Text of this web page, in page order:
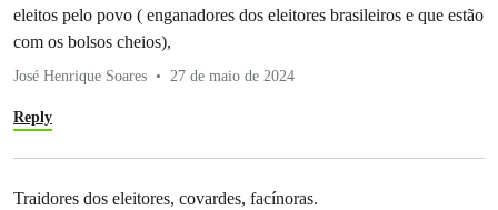
eleitos pelo povo ( enganadores dos eleitores brasileiros e que estão
com os bolsos cheios),
José Henrique Soares 27 de maio de 2024
Reply
Traidores dos eleitores, covardes, facínoras.